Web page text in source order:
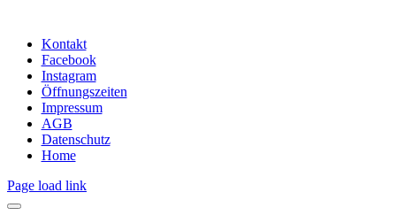
Kontakt
Facebook
Instagram
Öffnungszeiten
Impressum
AGB
Datenschutz
Home
Page load link